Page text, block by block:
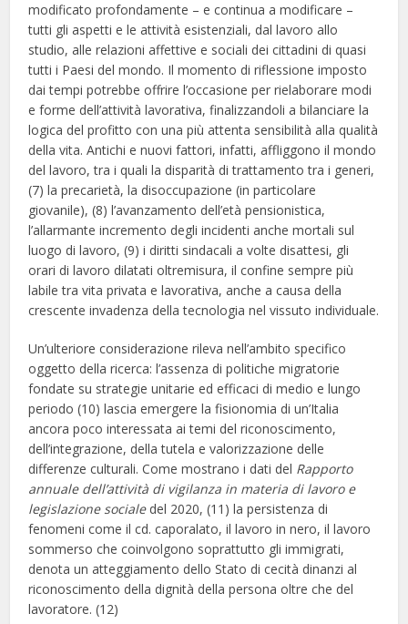
modificato profondamente – e continua a modificare –
tutti gli aspetti e le attività esistenziali, dal lavoro allo
studio, alle relazioni affettive e sociali dei cittadini di quasi
tutti i Paesi del mondo. Il momento di riflessione imposto
dai tempi potrebbe offrire l’occasione per rielaborare modi
e forme dell’attività lavorativa, finalizzandoli a bilanciare la
logica del profitto con una più attenta sensibilità alla qualità
della vita. Antichi e nuovi fattori, infatti, affliggono il mondo
del lavoro, tra i quali la disparità di trattamento tra i generi,
(7) la precarietà, la disoccupazione (in particolare
giovanile), (8) l’avanzamento dell’età pensionistica,
l’allarmante incremento degli incidenti anche mortali sul
luogo di lavoro, (9) i diritti sindacali a volte disattesi, gli
orari di lavoro dilatati oltremisura, il confine sempre più
labile tra vita privata e lavorativa, anche a causa della
crescente invadenza della tecnologia nel vissuto individuale.
Un’ulteriore considerazione rileva nell’ambito specifico
oggetto della ricerca: l’assenza di politiche migratorie
fondate su strategie unitarie ed efficaci di medio e lungo
periodo (10) lascia emergere la fisionomia di un’Italia
ancora poco interessata ai temi del riconoscimento,
dell’integrazione, della tutela e valorizzazione delle
differenze culturali. Come mostrano i dati del Rapporto
annuale dell’attività di vigilanza in materia di lavoro e
legislazione sociale del 2020, (11) la persistenza di
fenomeni come il cd. caporalato, il lavoro in nero, il lavoro
sommerso che coinvolgono soprattutto gli immigrati,
denota un atteggiamento dello Stato di cecità dinanzi al
riconoscimento della dignità della persona oltre che del
lavoratore. (12)